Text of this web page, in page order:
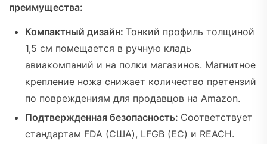
преимущества:
Компактный дизайн:Тонкий профиль толщиной
1,5 см помещается в ручную кладь
авиакомпаний и на полки магазинов. Магнитное
крепление ножа снижает количество претензий
по повреждениям для продавцов на Amazon.
Подтвержденная безопасность: Соответствует
стандартам FDA (США), LFGB (ЕС) и REACH.